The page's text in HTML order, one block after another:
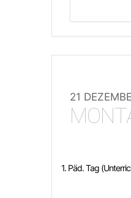
21
1. Päd. Tag